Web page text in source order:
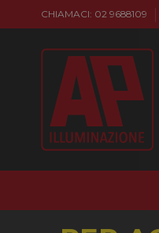
CHIAMACI: 02 9688109